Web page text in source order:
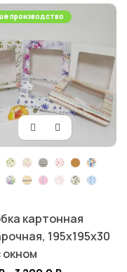
производство
картонная
195х195х30
окном